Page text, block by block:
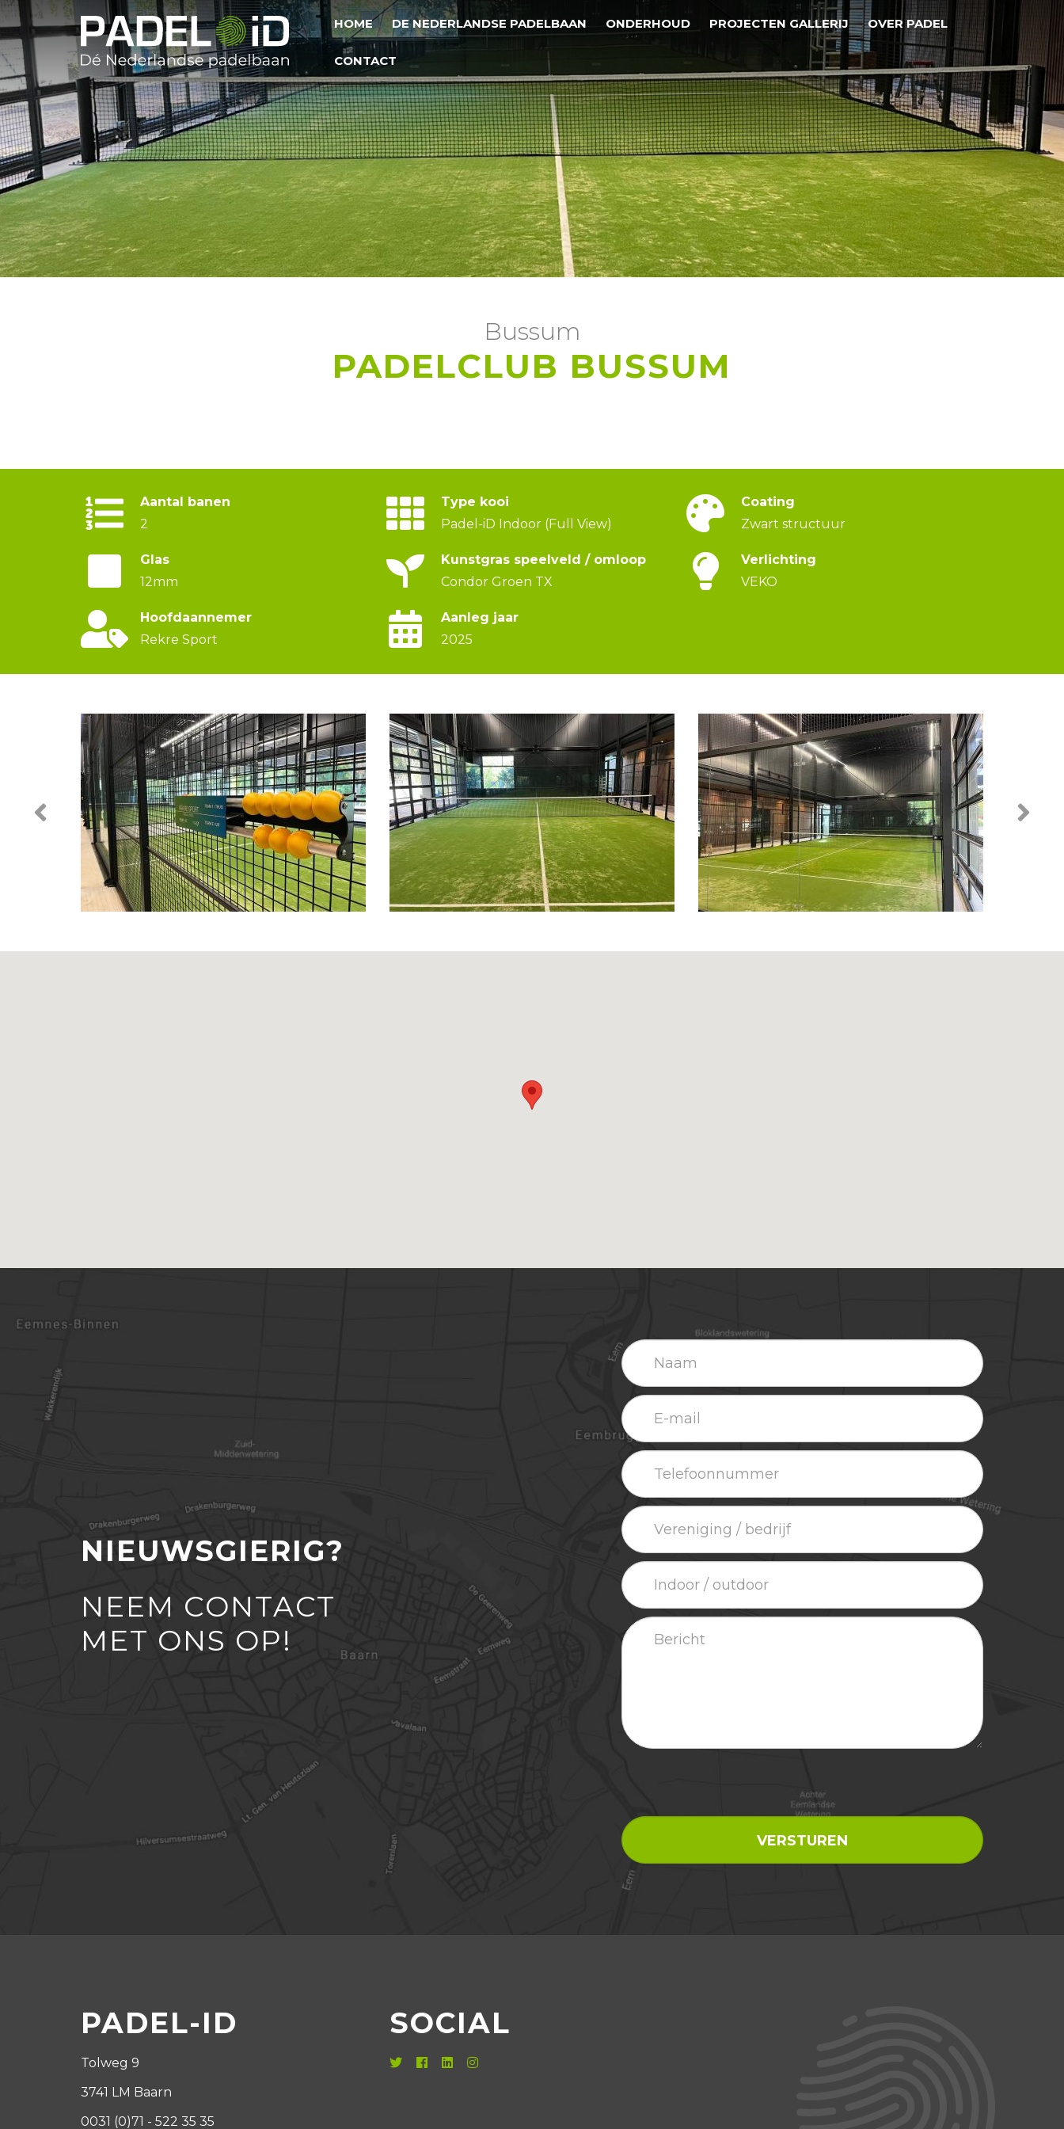
Overslaan
en
naar
de
inhoud
gaan
HOOFDNAVIGATIE
HOME DE NEDERLANDSE PADELBAAN ONDERHOUD PROJECTEN GALLERIJ OVER PADEL
CONTACT
Bussum
PADELCLUB BUSSUM
Aantal banen
2
Type kooi
Padel-iD Indoor (Full View)
Coating
Zwart structuur
Glas
12mm
Kunstgras speelveld / omloop
Condor Groen TX
Verlichting
VEKO
Hoofdaannemer
Rekre Sport
Aanleg jaar
2025
NIEUWSGIERIG?
NEEM CONTACT
MET ONS OP!
Naam
E-
mail
Telefoonnummer
Vereniging
/
bedrijf
Indoor
/
outdoor
Bericht
PADEL-ID
Tolweg 9
3741 LM Baarn
0031 (0)71 - 522 35 35
SOCIAL